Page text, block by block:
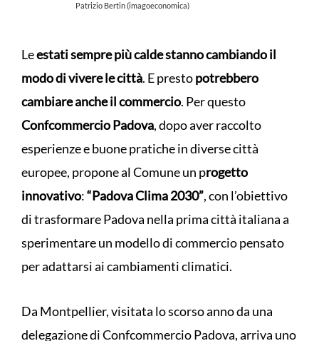
Patrizio Bertin (imagoeconomica)
Leestati sempre più calde stanno cambiando il
modo di vivere le città. E prestopotrebbero
cambiare anche il commercio. Per questo
Confcommercio Padova, dopo aver raccolto
esperienze e buone pratiche in diverse città
europee, propone al Comune un progetto
innovativo:“Padova Clima 2030”, con l’obiettivo
di trasformare Padova nella prima città italiana a
sperimentare un modello di commercio pensato
per adattarsi ai cambiamenti climatici.
Da Montpellier, visitata lo scorso anno da una
delegazione di Confcommercio Padova, arriva uno